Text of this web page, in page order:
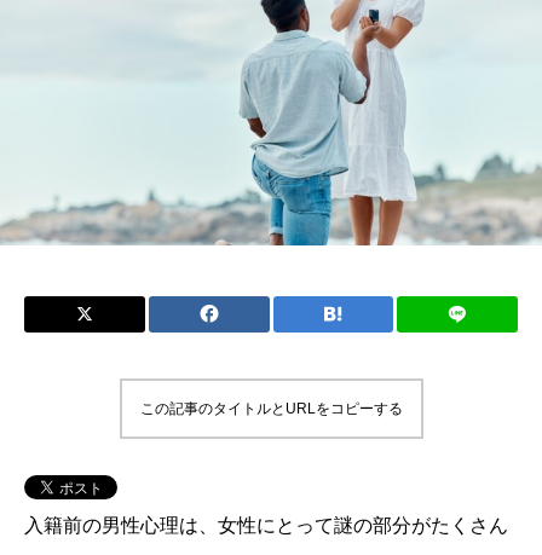
この記事のタイトルとURLをコピーする
入籍前の男性心理は、女性にとって謎の部分がたくさん